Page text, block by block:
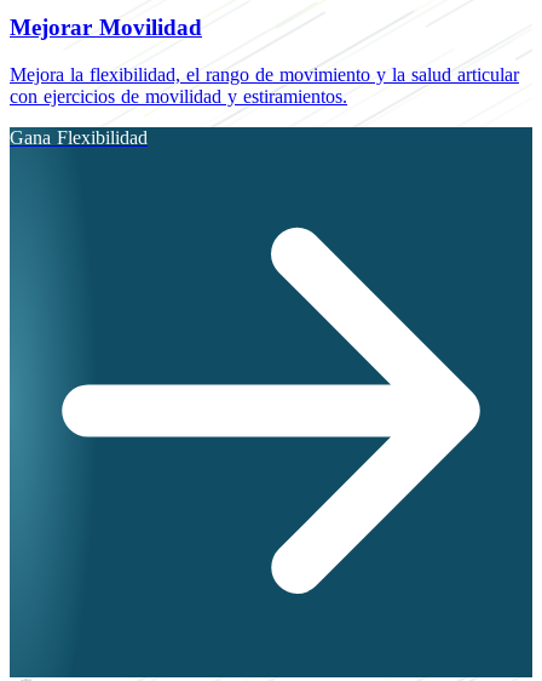
Mejorar Movilidad
Mejora la flexibilidad, el rango de movimiento y la salud articular
con ejercicios de movilidad y estiramientos.
Gana Flexibilidad